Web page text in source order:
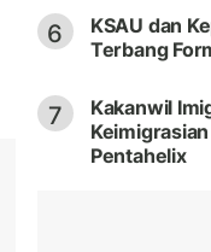
6
KSAU dan
Terbang
7
Kakanwil
Pentahelix